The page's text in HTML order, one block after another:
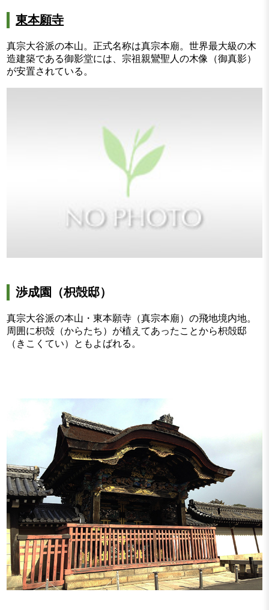
東本願寺
真宗大谷派の本山。正式名称は真宗本廟。世界最大級の木
造建築である御影堂には、宗祖親鸞聖人の木像（御真影）
が安置されている。
渉成園（枳殻邸）
真宗大谷派の本山・東本願寺（真宗本廟）の飛地境内地。
周囲に枳殻（からたち）が植えてあったことから枳殻邸
（きこくてい）ともよばれる。